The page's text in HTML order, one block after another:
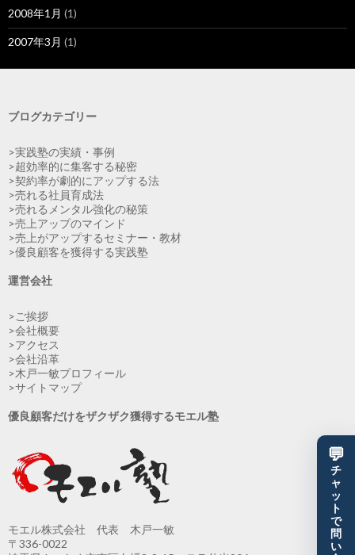
2008年1月 (1)
2007年3月 (1)
ブログカテゴリー
>実践塾の実績・事例
>超効率的に集客する秘密
>契約率が劇的にアップする法
>売れる社員育成法
>売れるメンタル強化の秘策
>売上アップのマインド
>売上がアップするセミナー・教材
>優良顧客を獲得する実践塾
運営会社
>ご挨拶
>会社概要
>アクセス
>会社沿革
>木戸一敏プロフィール
>サイトマップ
優良顧客だけをザクザク獲得するモエル塾
モエル株式会社 代表 木戸一敏
〒336-0022
💬
チ
ャ
ッ
ト
で
問
い